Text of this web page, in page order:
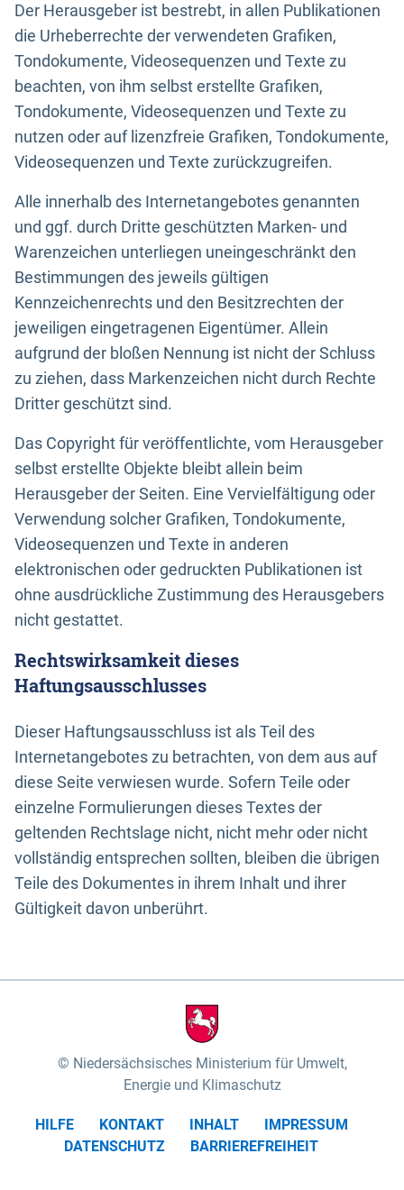
Der Herausgeber ist bestrebt, in allen Publikationen
die Urheberrechte der verwendeten Grafiken,
Tondokumente, Videosequenzen und Texte zu
beachten, von ihm selbst erstellte Grafiken,
Tondokumente, Videosequenzen und Texte zu
nutzen oder auf lizenzfreie Grafiken, Tondokumente,
Videosequenzen und Texte zurückzugreifen.
Alle innerhalb des Internetangebotes genannten
und ggf. durch Dritte geschützten Marken- und
Warenzeichen unterliegen uneingeschränkt den
Bestimmungen des jeweils gültigen
Kennzeichenrechts und den Besitzrechten der
jeweiligen eingetragenen Eigentümer. Allein
aufgrund der bloßen Nennung ist nicht der Schluss
zu ziehen, dass Markenzeichen nicht durch Rechte
Dritter geschützt sind.
Das Copyright für veröffentlichte, vom Herausgeber
selbst erstellte Objekte bleibt allein beim
Herausgeber der Seiten. Eine Vervielfältigung oder
Verwendung solcher Grafiken, Tondokumente,
Videosequenzen und Texte in anderen
elektronischen oder gedruckten Publikationen ist
ohne ausdrückliche Zustimmung des Herausgebers
nicht gestattet.
Rechtswirksamkeit dieses
Haftungsausschlusses
Dieser Haftungsausschluss ist als Teil des
Internetangebotes zu betrachten, von dem aus auf
diese Seite verwiesen wurde. Sofern Teile oder
einzelne Formulierungen dieses Textes der
geltenden Rechtslage nicht, nicht mehr oder nicht
vollständig entsprechen sollten, bleiben die übrigen
Teile des Dokumentes in ihrem Inhalt und ihrer
Gültigkeit davon unberührt.
Niedersächsisches Ministerium für Umwelt,
Energie und Klimaschutz
HILFE KONTAKT INHALT
IMPRESSUM
DATENSCHUTZ
BARRIEREFREIHEIT